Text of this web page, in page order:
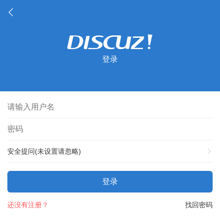
登录
安全提问(未设置请忽略)
登录
找回密码
还没有注册？